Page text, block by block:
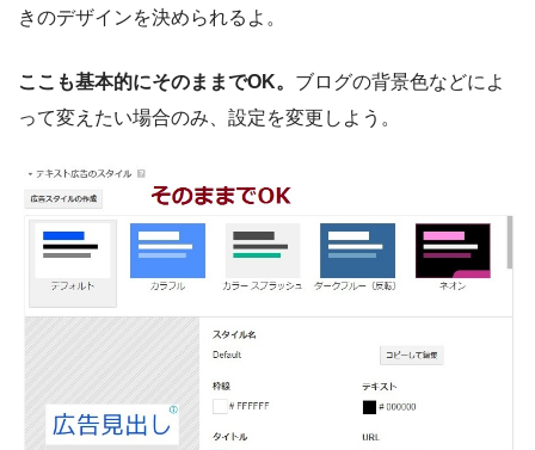
きのデザインを決められるよ。
ここも基本的にそのままでOK。 ブログの背景色などによ
って変えたい場合のみ、設定を変更しよう。